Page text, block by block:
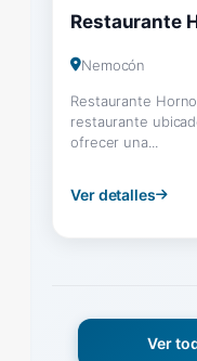
Restaurante
Nemocón
Restaurante
restaurante
ofrecer una...
Ver detalles
Ver